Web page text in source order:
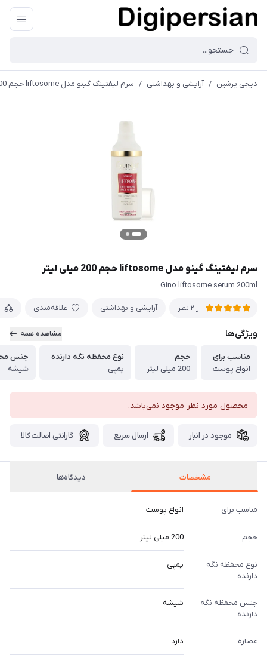
دیجی پرشین / آرایشی و بهداشتی / سرم لیفتینگ گینو مدل liftosome حجم 200 میلی لیتر
سرم لیفتینگ گینو مدل liftosome حجم 200 میلی لیتر
Gino liftosome serum 200ml
از 2 نظر آرایشی و بهداشتی علاقه‌مندی
ویژگی‌ها مشاهده همه
مناسب برای
انواع پوست
حجم
200 میلی لیتر
نوع محفظه نگه دارنده
پمپی
جنس
شیشه
محصول مورد نظر موجود نمی‌باشد.
موجود در انبار ارسال سریع گارانتی اصالت کالا
مشخصات دیدگاه‌ها
مناسب برای انواع پوست
حجم 200 میلی لیتر
نوع محفظه نگه
دارنده
پمپی
جنس محفظه نگه
دارنده
شیشه
عصاره دارد